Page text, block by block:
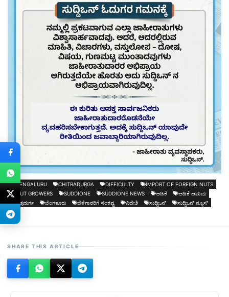
BENGALURU CHITRADURGA DIFFICULTY
IMPORT OF FOREIGN NUTS
NUT GROWERS
SUDDIONE SUDDIONE NEWS ಅಡಿಕೆ
ಅಡಿಕೆ ಆಮದು
ಚಿತ್ರದುರ್ಗ
ಬೆಂಗಳೂರು ಬೆಳೆಗಾರರಿಗೆ ಸಂಕಷ್ಟ ವಿದೇಶಿ ಸುದ್ದಿಒನ್ ಸುದ್ದಿಒನ್ ನ್ಯೂಸ್
SHARE THIS ARTICLE